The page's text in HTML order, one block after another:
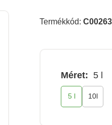
Termékkód:
Méret: 5 l
5 l 10l